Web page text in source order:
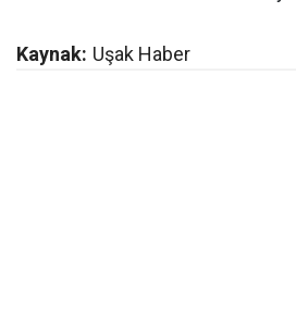
Kaynak: Uşak Haber